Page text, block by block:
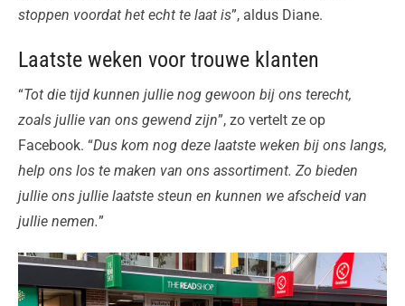
stoppen voordat het echt te laat is”, aldus Diane.
Laatste weken voor trouwe klanten
“Tot die tijd kunnen jullie nog gewoon bij ons terecht,
zoals jullie van ons gewend zijn”, zo vertelt ze op
Facebook. “Dus kom nog deze laatste weken bij ons langs,
help ons los te maken van ons assortiment. Zo bieden
jullie ons jullie laatste steun en kunnen we afscheid van
jullie nemen.”